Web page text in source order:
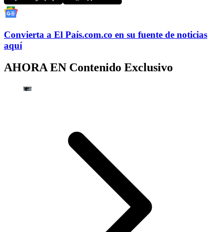
Convierta a El País.com.co en su fuente de noticias
aquí
AHORA EN Contenido Exclusivo